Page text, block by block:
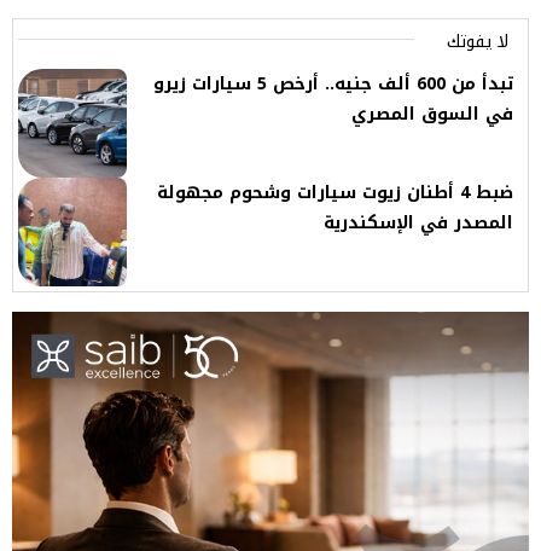
لا يفوتك
تبدأ من 600 ألف جنيه.. أرخص 5 سيارات زيرو
في السوق المصري
ضبط 4 أطنان زيوت سيارات وشحوم مجهولة
المصدر في الإسكندرية